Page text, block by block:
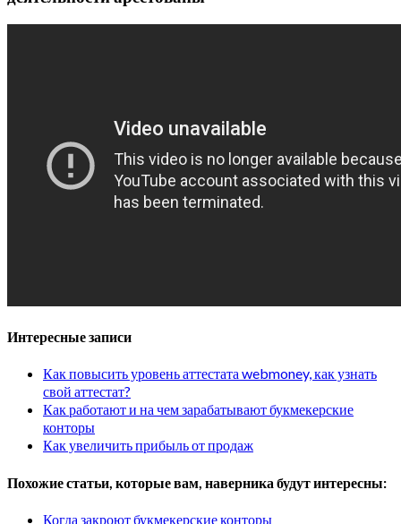
Интересные записи
Как повысить уровень аттестата webmoney, как узнать
свой аттестат?
Как работают и на чем зарабатывают букмекерские
конторы
Как увеличить прибыль от продаж
Похожие статьи, которые вам, наверника будут интересны:
Когда закроют букмекерские конторы